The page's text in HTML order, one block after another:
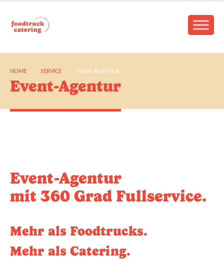
HOME SERVICE EVENT-AGENTUR
Event-Agentur
Event-Agentur
mit 360 Grad Fullservice.
Mehr als Foodtrucks.
Mehr als Catering.